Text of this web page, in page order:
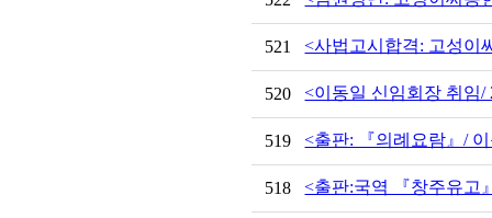
521 <사법고시합격: 고성이
520 <이동일 신임회장 취임/
519 <출판: 『의례요람』/
518 <출판:국역 『창주유고